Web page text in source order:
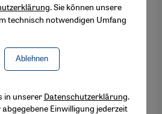
Wertedebatte über
und Religion
Strecken auf einem
und
. Sie können unsere
technisch notwendigen Umfang
Ablehnen
in unserer Datenschutzerklärung.
Einwilligung jederzeit